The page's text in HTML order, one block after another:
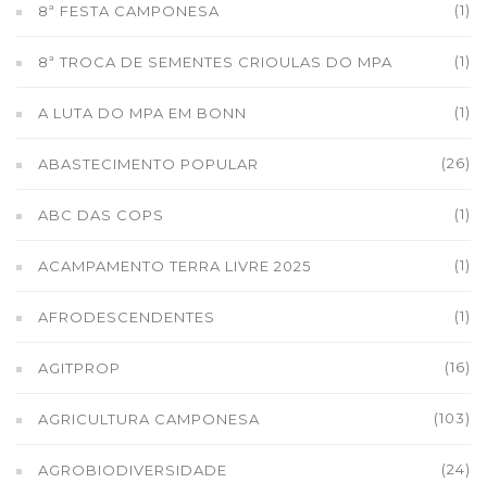
8ª FESTA CAMPONESA (1)
8ª TROCA DE SEMENTES CRIOULAS DO MPA (1)
A LUTA DO MPA EM BONN (1)
ABASTECIMENTO POPULAR (26)
ABC DAS COPS (1)
ACAMPAMENTO TERRA LIVRE 2025 (1)
AFRODESCENDENTES (1)
AGITPROP (16)
AGRICULTURA CAMPONESA (103)
AGROBIODIVERSIDADE (24)